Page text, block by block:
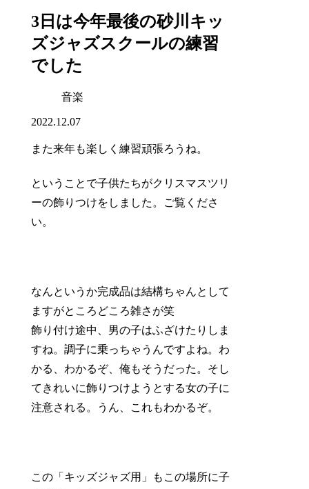
3日は今年最後の砂川キッ
ズジャズスクールの練習
でした
音楽
2022.12.07
また来年も楽しく練習頑張ろうね。
ということで子供たちがクリスマスツリ
ーの飾りつけをしました。ご覧くださ
い。
なんというか完成品は結構ちゃんとして
ますがところどころ雑さが笑
飾り付け途中、男の子はふざけたりしま
すね。調子に乗っちゃうんですよね。わ
かる、わかるぞ、俺もそうだった。そし
てきれいに飾りつけようとする女の子に
注意される。うん、これもわかるぞ。
この「キッズジャズ用」もこの場所に子